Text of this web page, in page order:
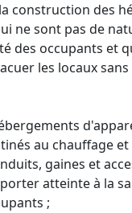
construction des
ne sont pas de
des occupants et
les locaux
au chauffage et
gaines et
atteinte à la
;